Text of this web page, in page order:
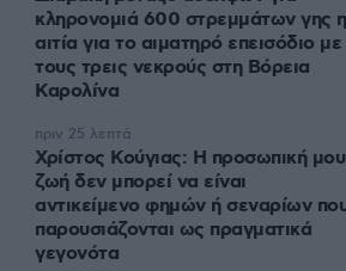
κληρονομιά 600 στρεμμάτων γης η
αιτία για το αιματηρό επεισόδιο με
τους τρεις νεκρούς στη Βόρεια
Καρολίνα
Χρίστος Κούγιας: Η προσωπική μου
ζωή δεν μπορεί να είναι
αντικείμενο φημών ή σεναρίων
παρουσιάζονται ως πραγματικά
γεγονότα
πριν 25 λεπτά